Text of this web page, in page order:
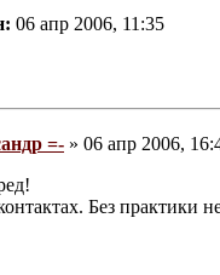
06 апр 2006, 11:35
=- » 06 апр 2006,
Без практики